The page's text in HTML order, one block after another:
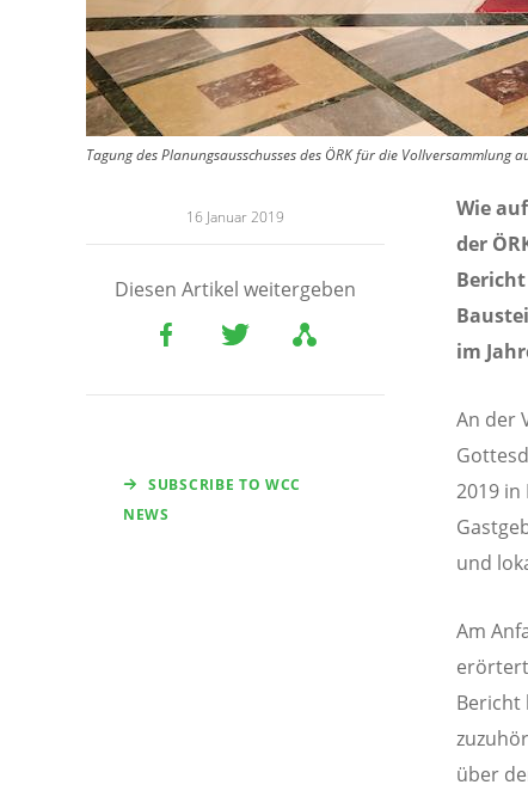
Tagung des Planungsausschusses des ÖRK für die Vollversammlung
16 Januar 2019
Diesen Artikel weitergeben
SUBSCRIBE TO WCC
NEWS
Wie
der
im
An der
2019 in
und
Am
Bericht
über